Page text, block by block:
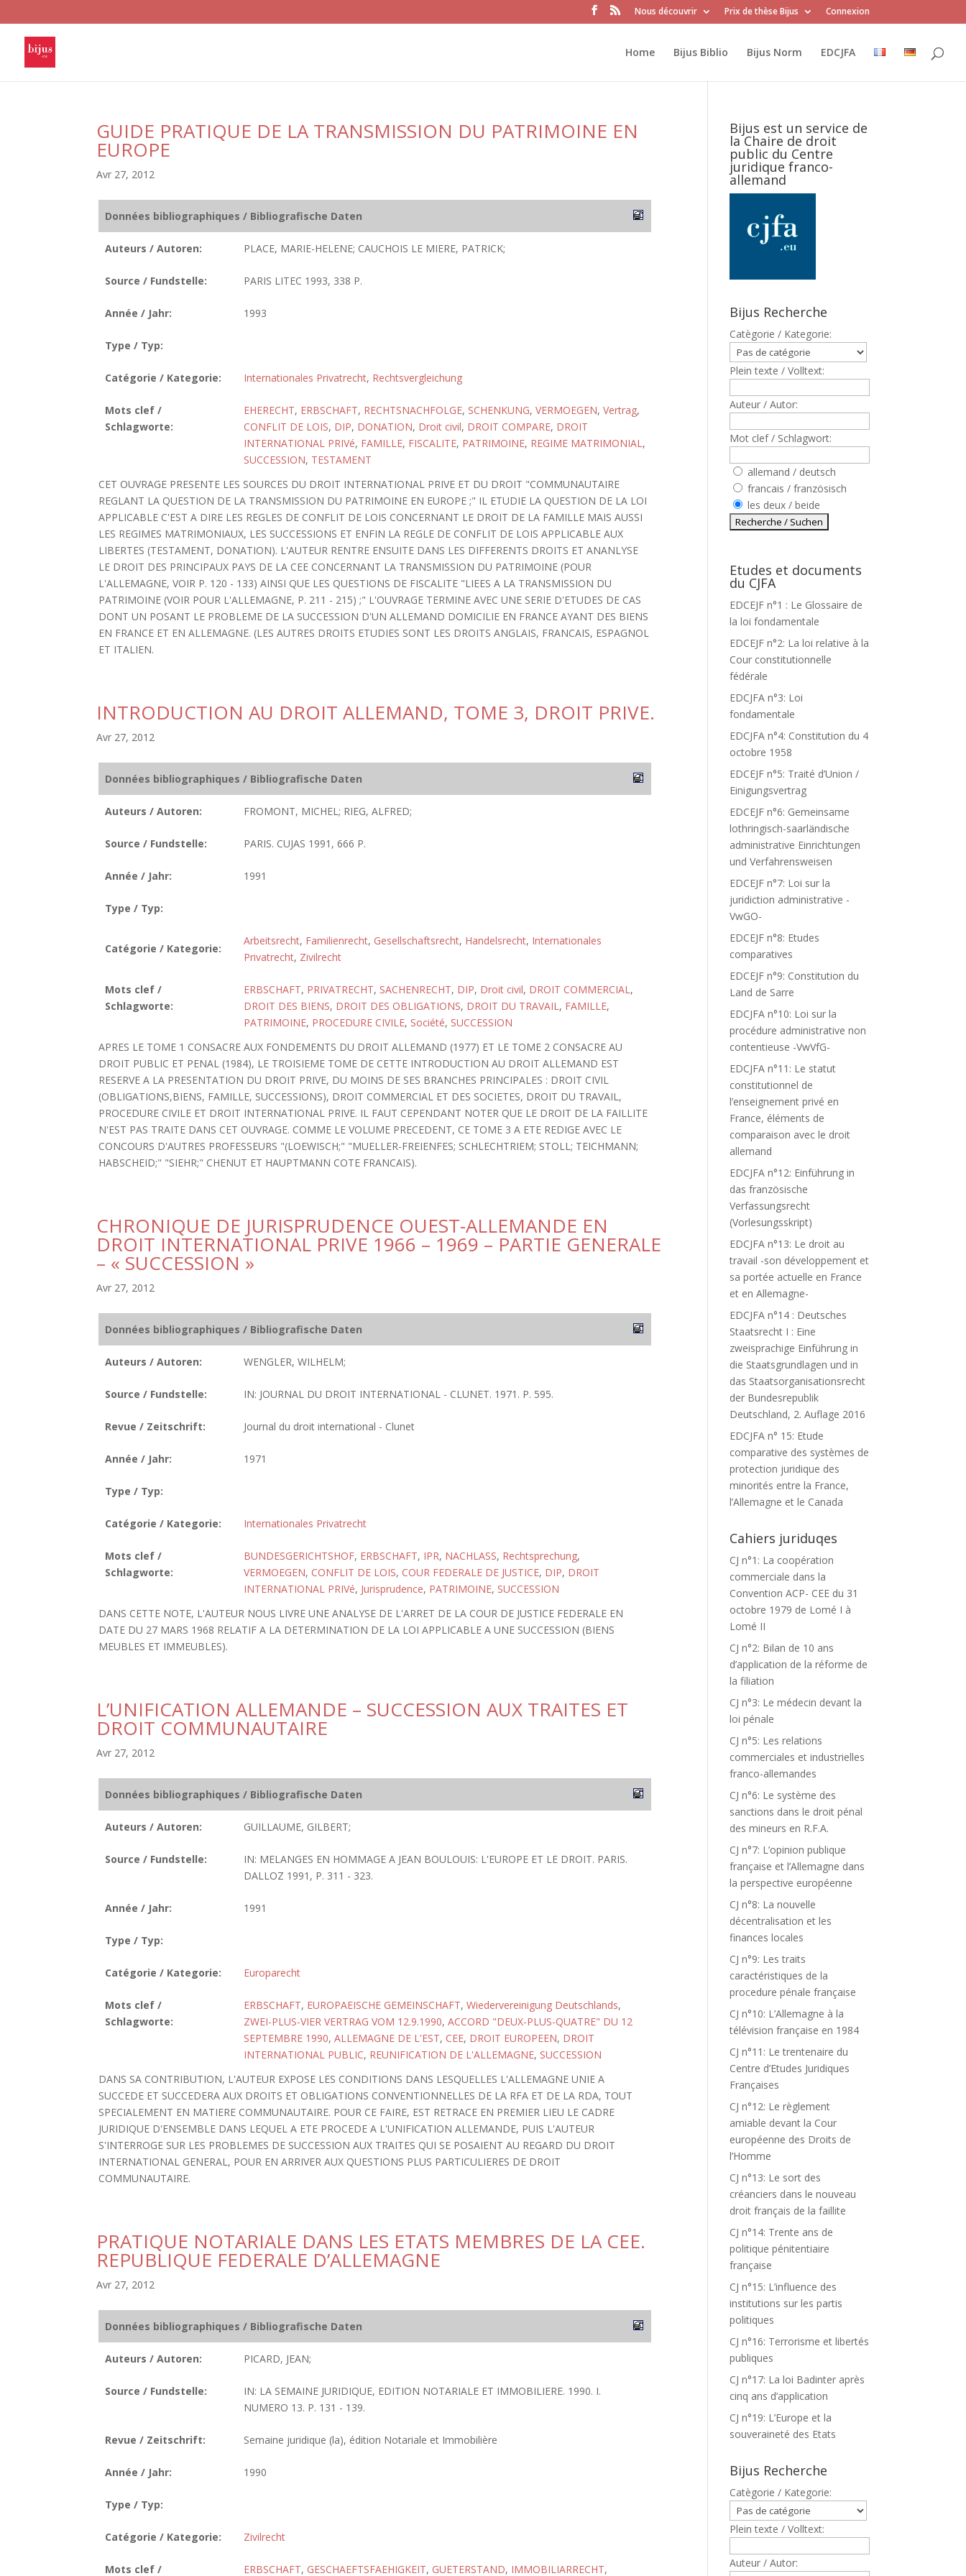
Nous découvrir Prix de thèse Bijus Connexion
Home Bijus Biblio Bijus Norm EDCJFA
GUIDE PRATIQUE DE LA TRANSMISSION DU PATRIMOINE EN
EUROPE
Avr 27, 2012
Données bibliographiques / Bibliografische Daten
Auteurs / Autoren: PLACE, MARIE-HELENE; CAUCHOIS LE MIERE, PATRICK;
Source / Fundstelle: PARIS LITEC 1993, 338 P.
Année / Jahr: 1993
Type / Typ:
Catégorie / Kategorie: Internationales Privatrecht, Rechtsvergleichung
Mots clef /
Schlagworte:
EHERECHT, ERBSCHAFT, RECHTSNACHFOLGE, SCHENKUNG, VERMOEGEN, Vertrag,
CONFLIT DE LOIS, DIP, DONATION, Droit civil, DROIT COMPARE, DROIT
INTERNATIONAL PRIVé, FAMILLE, FISCALITE, PATRIMOINE, REGIME MATRIMONIAL,
SUCCESSION, TESTAMENT
CET OUVRAGE PRESENTE LES SOURCES DU DROIT INTERNATIONAL PRIVE ET DU DROIT "COMMUNAUTAIRE
REGLANT LA QUESTION DE LA TRANSMISSION DU PATRIMOINE EN EUROPE ;" IL ETUDIE LA QUESTION DE LA LOI
APPLICABLE C'EST A DIRE LES REGLES DE CONFLIT DE LOIS CONCERNANT LE DROIT DE LA FAMILLE MAIS AUSSI
LES REGIMES MATRIMONIAUX, LES SUCCESSIONS ET ENFIN LA REGLE DE CONFLIT DE LOIS APPLICABLE AUX
LIBERTES (TESTAMENT, DONATION). L'AUTEUR RENTRE ENSUITE DANS LES DIFFERENTS DROITS ET ANANLYSE
LE DROIT DES PRINCIPAUX PAYS DE LA CEE CONCERNANT LA TRANSMISSION DU PATRIMOINE (POUR
L'ALLEMAGNE, VOIR P. 120 - 133) AINSI QUE LES QUESTIONS DE FISCALITE "LIEES A LA TRANSMISSION DU
PATRIMOINE (VOIR POUR L'ALLEMAGNE, P. 211 - 215) ;" L'OUVRAGE TERMINE AVEC UNE SERIE D'ETUDES DE CAS
DONT UN POSANT LE PROBLEME DE LA SUCCESSION D'UN ALLEMAND DOMICILIE EN FRANCE AYANT DES BIENS
EN FRANCE ET EN ALLEMAGNE. (LES AUTRES DROITS ETUDIES SONT LES DROITS ANGLAIS, FRANCAIS, ESPAGNOL
ET ITALIEN.
INTRODUCTION AU DROIT ALLEMAND, TOME 3, DROIT PRIVE.
Avr 27, 2012
Données bibliographiques / Bibliografische Daten
Auteurs / Autoren: FROMONT, MICHEL; RIEG, ALFRED;
Source / Fundstelle: PARIS. CUJAS 1991, 666 P.
Année / Jahr: 1991
Type / Typ:
Catégorie / Kategorie:
Arbeitsrecht, Familienrecht, Gesellschaftsrecht, Handelsrecht, Internationales
Privatrecht, Zivilrecht
Mots clef /
Schlagworte:
ERBSCHAFT, PRIVATRECHT, SACHENRECHT, DIP, Droit civil, DROIT COMMERCIAL,
DROIT DES BIENS, DROIT DES OBLIGATIONS, DROIT DU TRAVAIL, FAMILLE,
PATRIMOINE, PROCEDURE CIVILE, Société, SUCCESSION
APRES LE TOME 1 CONSACRE AUX FONDEMENTS DU DROIT ALLEMAND (1977) ET LE TOME 2 CONSACRE AU
DROIT PUBLIC ET PENAL (1984), LE TROISIEME TOME DE CETTE INTRODUCTION AU DROIT ALLEMAND EST
RESERVE A LA PRESENTATION DU DROIT PRIVE, DU MOINS DE SES BRANCHES PRINCIPALES : DROIT CIVIL
(OBLIGATIONS,BIENS, FAMILLE, SUCCESSIONS), DROIT COMMERCIAL ET DES SOCIETES, DROIT DU TRAVAIL,
PROCEDURE CIVILE ET DROIT INTERNATIONAL PRIVE. IL FAUT CEPENDANT NOTER QUE LE DROIT DE LA FAILLITE
N'EST PAS TRAITE DANS CET OUVRAGE. COMME LE VOLUME PRECEDENT, CE TOME 3 A ETE REDIGE AVEC LE
CONCOURS D'AUTRES PROFESSEURS "(LOEWISCH;" "MUELLER-FREIENFES; SCHLECHTRIEM; STOLL; TEICHMANN;
HABSCHEID;" "SIEHR;" CHENUT ET HAUPTMANN COTE FRANCAIS).
CHRONIQUE DE JURISPRUDENCE OUEST-ALLEMANDE EN
DROIT INTERNATIONAL PRIVE 1966 – 1969 – PARTIE GENERALE
– « SUCCESSION »
Avr 27, 2012
Données bibliographiques / Bibliografische Daten
Auteurs / Autoren: WENGLER, WILHELM;
Source / Fundstelle: IN: JOURNAL DU DROIT INTERNATIONAL - CLUNET. 1971. P. 595.
Revue / Zeitschrift: Journal du droit international - Clunet
Année / Jahr: 1971
Type / Typ:
Catégorie / Kategorie: Internationales Privatrecht
Mots clef /
Schlagworte:
BUNDESGERICHTSHOF, ERBSCHAFT, IPR, NACHLASS, Rechtsprechung,
VERMOEGEN, CONFLIT DE LOIS, COUR FEDERALE DE JUSTICE, DIP, DROIT
INTERNATIONAL PRIVé, Jurisprudence, PATRIMOINE, SUCCESSION
DANS CETTE NOTE, L'AUTEUR NOUS LIVRE UNE ANALYSE DE L'ARRET DE LA COUR DE JUSTICE FEDERALE EN
DATE DU 27 MARS 1968 RELATIF A LA DETERMINATION DE LA LOI APPLICABLE A UNE SUCCESSION (BIENS
MEUBLES ET IMMEUBLES).
L’UNIFICATION ALLEMANDE – SUCCESSION AUX TRAITES ET
DROIT COMMUNAUTAIRE
Avr 27, 2012
Données bibliographiques / Bibliografische Daten
Auteurs / Autoren: GUILLAUME, GILBERT;
Source / Fundstelle:
IN: MELANGES EN HOMMAGE A JEAN BOULOUIS: L'EUROPE ET LE DROIT. PARIS.
DALLOZ 1991, P. 311 - 323.
Année / Jahr: 1991
Type / Typ:
Catégorie / Kategorie: Europarecht
Mots clef /
Schlagworte:
ERBSCHAFT, EUROPAEISCHE GEMEINSCHAFT, Wiedervereinigung Deutschlands,
ZWEI-PLUS-VIER VERTRAG VOM 12.9.1990, ACCORD "DEUX-PLUS-QUATRE" DU 12
SEPTEMBRE 1990, ALLEMAGNE DE L'EST, CEE, DROIT EUROPEEN, DROIT
INTERNATIONAL PUBLIC, REUNIFICATION DE L'ALLEMAGNE, SUCCESSION
DANS SA CONTRIBUTION, L'AUTEUR EXPOSE LES CONDITIONS DANS LESQUELLES L'ALLEMAGNE UNIE A
SUCCEDE ET SUCCEDERA AUX DROITS ET OBLIGATIONS CONVENTIONNELLES DE LA RFA ET DE LA RDA, TOUT
SPECIALEMENT EN MATIERE COMMUNAUTAIRE. POUR CE FAIRE, EST RETRACE EN PREMIER LIEU LE CADRE
JURIDIQUE D'ENSEMBLE DANS LEQUEL A ETE PROCEDE A L'UNIFICATION ALLEMANDE, PUIS L'AUTEUR
S'INTERROGE SUR LES PROBLEMES DE SUCCESSION AUX TRAITES QUI SE POSAIENT AU REGARD DU DROIT
INTERNATIONAL GENERAL, POUR EN ARRIVER AUX QUESTIONS PLUS PARTICULIERES DE DROIT
COMMUNAUTAIRE.
PRATIQUE NOTARIALE DANS LES ETATS MEMBRES DE LA CEE.
REPUBLIQUE FEDERALE D’ALLEMAGNE
Avr 27, 2012
Données bibliographiques / Bibliografische Daten
Auteurs / Autoren: PICARD, JEAN;
Source / Fundstelle:
IN: LA SEMAINE JURIDIQUE, EDITION NOTARIALE ET IMMOBILIERE. 1990. I.
NUMERO 13. P. 131 - 139.
Revue / Zeitschrift: Semaine juridique (la), édition Notariale et Immobilière
Année / Jahr: 1990
Type / Typ:
Catégorie / Kategorie: Zivilrecht
Mots clef / ERBSCHAFT, GESCHAEFTSFAEHIGKEIT, GUETERSTAND, IMMOBILIARRECHT,
Bijus est un service de
la Chaire de droit
public du Centre
juridique franco-
allemand
Bijus Recherche
Catègorie / Kategorie:
Plein texte / Volltext:
Auteur / Autor:
Mot clef / Schlagwort:
allemand / deutsch
francais / französisch
les deux / beide
Etudes et documents
du CJFA
EDCEJF n°1 : Le Glossaire de
la loi fondamentale
EDCEJF n°2: La loi relative à la
Cour constitutionnelle
fédérale
EDCJFA n°3: Loi
fondamentale
EDCJFA n°4: Constitution du 4
octobre 1958
EDCEJF n°5: Traité d’Union /
Einigungsvertrag
EDCEJF n°6: Gemeinsame
lothringisch-saarländische
administrative Einrichtungen
und Verfahrensweisen
EDCEJF n°7: Loi sur la
juridiction administrative -
VwGO-
EDCEJF n°8: Etudes
comparatives
EDCEJF n°9: Constitution du
Land de Sarre
EDCJFA n°10: Loi sur la
procédure administrative non
contentieuse -VwVfG-
EDCJFA n°11: Le statut
constitutionnel de
l’enseignement privé en
France, éléments de
comparaison avec le droit
allemand
EDCJFA n°12: Einführung in
das französische
Verfassungsrecht
(Vorlesungsskript)
EDCJFA n°13: Le droit au
travail -son développement et
sa portée actuelle en France
et en Allemagne-
EDCJFA n°14 : Deutsches
Staatsrecht I : Eine
zweisprachige Einführung in
die Staatsgrundlagen und in
das Staatsorganisationsrecht
der Bundesrepublik
Deutschland, 2. Auflage 2016
EDCJFA n° 15: Etude
comparative des systèmes de
protection juridique des
minorités entre la France,
l’Allemagne et le Canada
Cahiers juriduqes
CJ n°1: La coopération
commerciale dans la
Convention ACP- CEE du 31
octobre 1979 de Lomé I à
Lomé II
CJ n°2: Bilan de 10 ans
d’application de la réforme de
la filiation
CJ n°3: Le médecin devant la
loi pénale
CJ n°5: Les relations
commerciales et industrielles
franco-allemandes
CJ n°6: Le système des
sanctions dans le droit pénal
des mineurs en R.F.A.
CJ n°7: L’opinion publique
française et l’Allemagne dans
la perspective européenne
CJ n°8: La nouvelle
décentralisation et les
finances locales
CJ n°9: Les traits
caractéristiques de la
procedure pénale française
CJ n°10: L’Allemagne à la
télévision française en 1984
CJ n°11: Le trentenaire du
Centre d’Etudes Juridiques
Françaises
CJ n°12: Le règlement
amiable devant la Cour
européenne des Droits de
l’Homme
CJ n°13: Le sort des
créanciers dans le nouveau
droit français de la faillite
CJ n°14: Trente ans de
politique pénitentiaire
française
CJ n°15: L’influence des
institutions sur les partis
politiques
CJ n°16: Terrorisme et libertés
publiques
CJ n°17: La loi Badinter après
cinq ans d’application
CJ n°19: L’Europe et la
souveraineté des Etats
Bijus Recherche
Catègorie / Kategorie:
Plein texte / Volltext:
Auteur / Autor: